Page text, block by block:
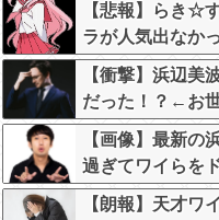
【悲報】らき☆
ラが人気出なか
【衝撃】浜辺美
だった！？←お
してしまうw w
【画像】最新の
過ぎてワイらを
w
【朗報】天才ワ